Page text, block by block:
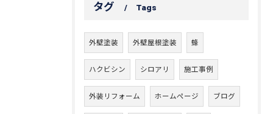
タグ Tags
外壁塗装 外壁屋根塗装 蜂
ハクビシン シロアリ 施工事例
外装リフォーム ホームページ ブログ